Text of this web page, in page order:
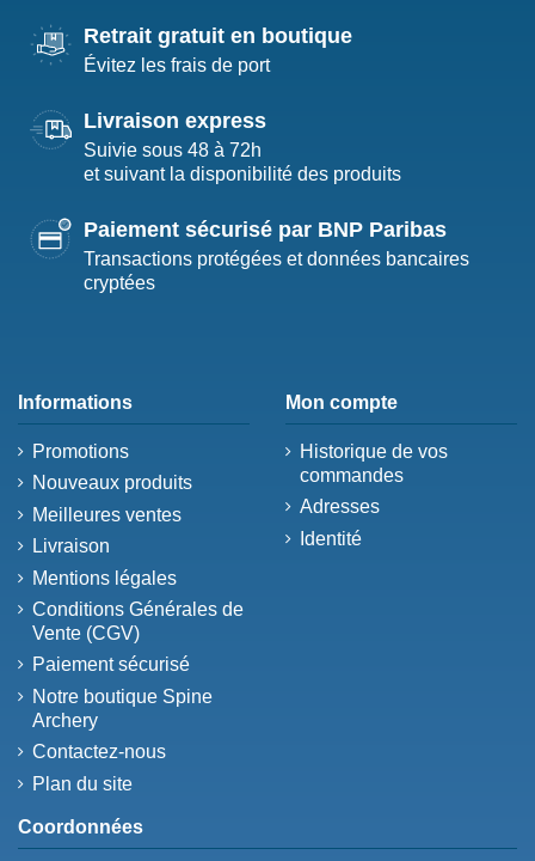
Retrait gratuit en boutique
Évitez les frais de port
Livraison express
Suivie sous 48 à 72h
et suivant la disponibilité des produits
Paiement sécurisé par BNP Paribas
Transactions protégées et données bancaires
cryptées
Informations
Promotions
Nouveaux produits
Meilleures ventes
Livraison
Mentions légales
Conditions Générales de
Vente (CGV)
Paiement sécurisé
Notre boutique Spine
Archery
Contactez-nous
Plan du site
Mon compte
Historique de vos
commandes
Adresses
Identité
Coordonnées